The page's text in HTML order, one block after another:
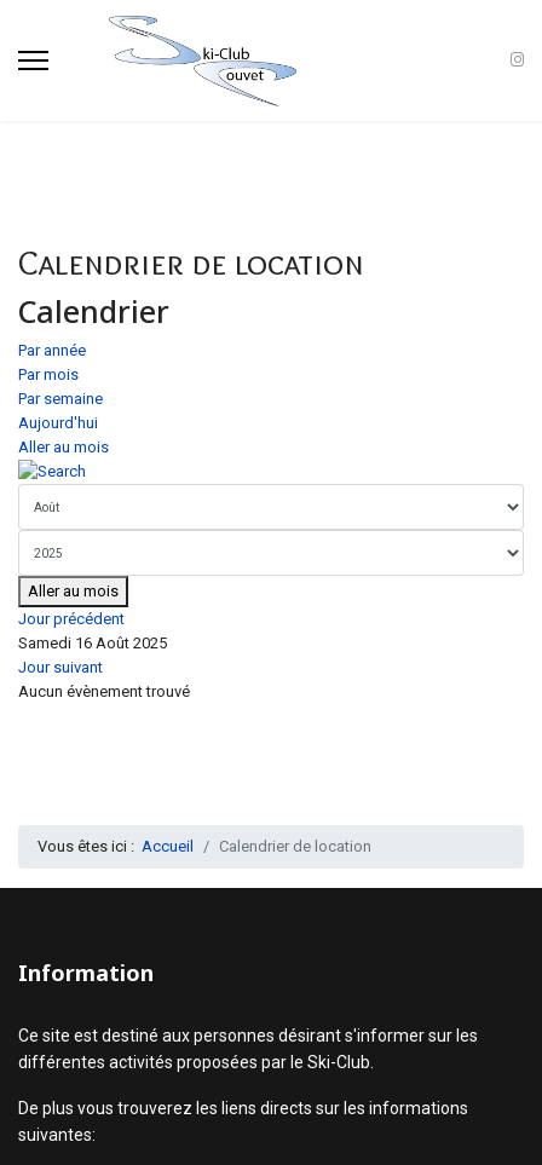
Calendrier de location
Calendrier
Par année
Par mois
Par semaine
Aujourd'hui
Aller au mois
Aller au mois
Jour précédent
Samedi 16 Août 2025
Jour suivant
Aucun évènement trouvé
Vous êtes ici : Accueil Calendrier de location
Information
Ce site est destiné aux personnes désirant s'informer sur les
différentes activités proposées par le Ski-Club.
De plus vous trouverez les liens directs sur les informations
suivantes: